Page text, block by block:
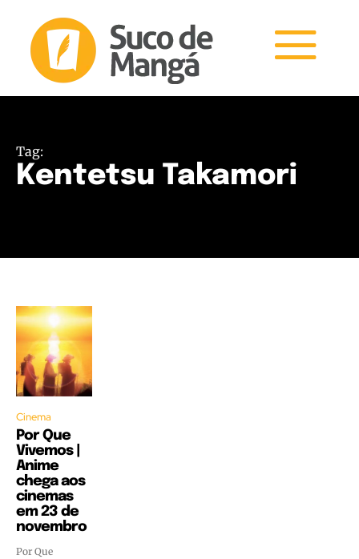
Tag:
Kentetsu Takamori
Cinema
Por Que
Vivemos |
Anime
chega aos
cinemas
em 23 de
novembro
Por Que